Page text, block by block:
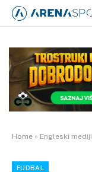
Home » Engleski mediji
FUDBAL